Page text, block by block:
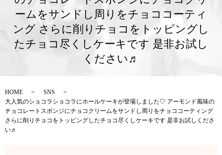
ームをサンドし周りをチョココーティ
ング さらに削りチョコをトッピングし
たチョコ尽くしケーキです 是非お試し
ください♬
HOME
SNS
大人気のショコラショコラにホールケーキが登場しました♡ アーモンド風味の
チョコレートスポンジにチョコクリームをサンドし周りをチョココーティング
さらに削りチョコをトッピングしたチョコ尽くしケーキです 是非お試しくださ
い♬